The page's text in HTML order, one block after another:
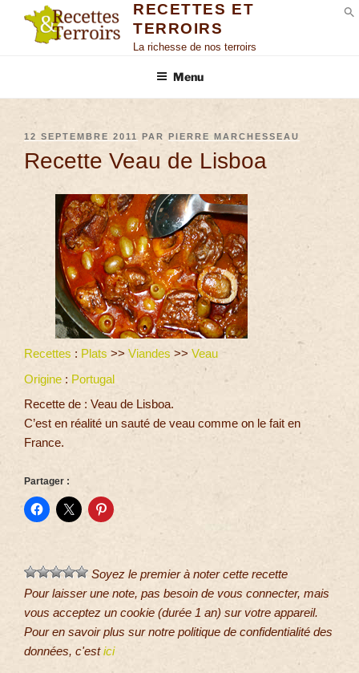
RECETTES ET
TERROIRS
La richesse de nos terroirs
Menu
12 SEPTEMBRE 2011 PAR PIERRE MARCHESSEAU
Recette Veau de Lisboa
Recettes : Plats >> Viandes >> Veau
Origine : Portugal
Recette de : Veau de Lisboa.
C’est en réalité un sauté de veau comme on le fait en
France.
Partager :
Soyez le premier à noter cette recette
Pour laisser une note, pas besoin de vous connecter, mais
vous acceptez un cookie (durée 1 an) sur votre appareil.
Pour en savoir plus sur notre politique de confidentialité des
données, c'estici